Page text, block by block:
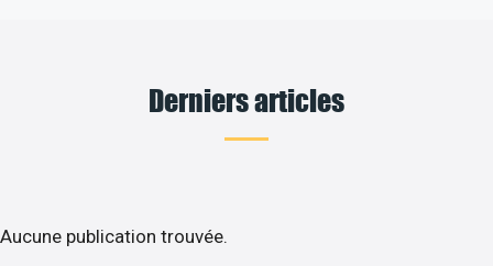
Derniers articles
Aucune publication trouvée.